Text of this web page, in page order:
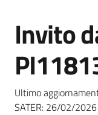
Bandi
strumenti
acquisto
Salta al contenuto
Invito
Ultimo
SATER: 26/02/